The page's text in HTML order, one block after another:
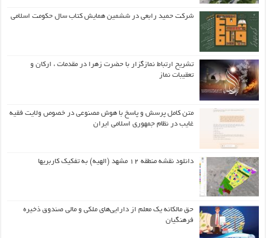
شرکت حمید رابعی در ششمین همایش کتاب سال حکومت اسلامی
تشریح ارتباط نمازگزار با حضرت زهرا در مقدمات ، ارکان و
تعقیبات نماز
متن کامل پرسش و پاسخ با هوش مصنوعی در خصوص ولایت فقیه
غایب در نظام جمهوری اسلامی ایران
دانلود نقشه منطقه ۱۲ مشهد (الهیه) به تفکیک کاربریها
حق مالکانه یک معلم از دارایی‌های ملکی و مالی صندوق ذخیره
فرهنگیان